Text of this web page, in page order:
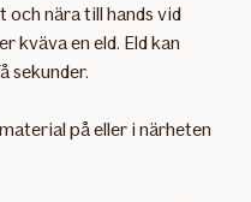
och nära till hands vid
kväva en eld. Eld kan
sekunder.
på eller i närheten